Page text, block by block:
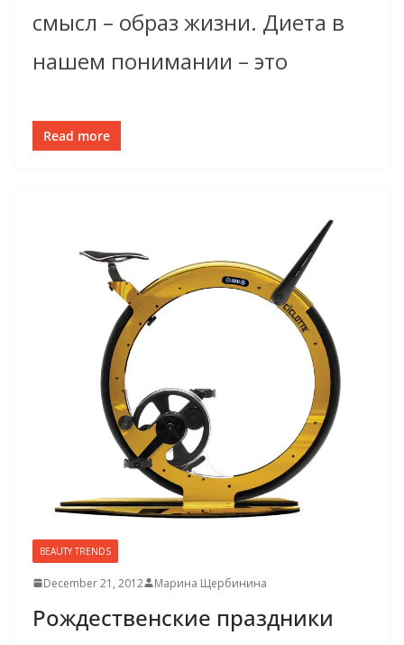
смысл – образ жизни. Диета в
нашем понимании – это
Read more
BEAUTY TRENDS
December 21, 2012 Марина Щербинина
Рождествен­ские праздники